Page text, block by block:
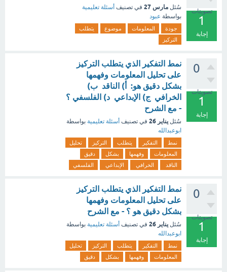
تصويتات
1
إجابة
سُئل مارس 27 في تصنيف أسئلة تعليمية
بواسطة عبود
جودة المعلومات موضوع
يتطلب
التركيز
0
تصويتات
1
إجابة
نمط التفكير الذي يتطلب التركيز
على تحليل المعلومات وفهمها
بشكل دقيق هو: أ) الناقد ب)
الخرافي ج) الإبداعي د) الفلسفي ؟
- مع الشرح
سُئل يناير 26 في تصنيف أسئلة تعليمية بواسطة
ابوعبدالله
نمط التفكير يتطلب التركيز
تحليل
المعلومات
وفهمها بشكل
دقيق
الناقد
الخرافي الإبداعي الفلسفي
0
تصويتات
1
إجابة
نمط التفكير الذي يتطلب التركيز
على تحليل المعلومات وفهمها
بشكل دقيق هو ؟ - مع الشرح
سُئل يناير 26 في تصنيف أسئلة تعليمية بواسطة
ابوعبدالله
نمط التفكير يتطلب التركيز
تحليل
المعلومات
وفهمها بشكل دقيق